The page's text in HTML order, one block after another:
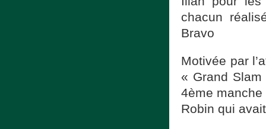
chacun
Bravo
Motivée par
« Grand
4ème
Robin qui